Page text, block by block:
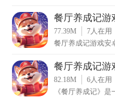
理、员工管理等。
3. 自由装饰布局：玩家
独特的餐厅风格。
【餐厅养成记游戏安装
餐厅养成记游
77.39M 7人在用
餐厅养成记游戏安
餐厅养成记游
82.18M 6人在用
《餐厅养成记》